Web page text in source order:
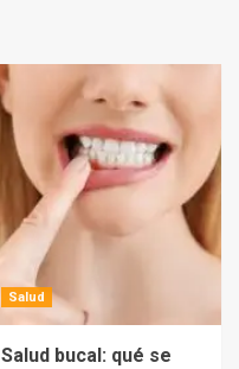
Salud
Salud bucal: qué se